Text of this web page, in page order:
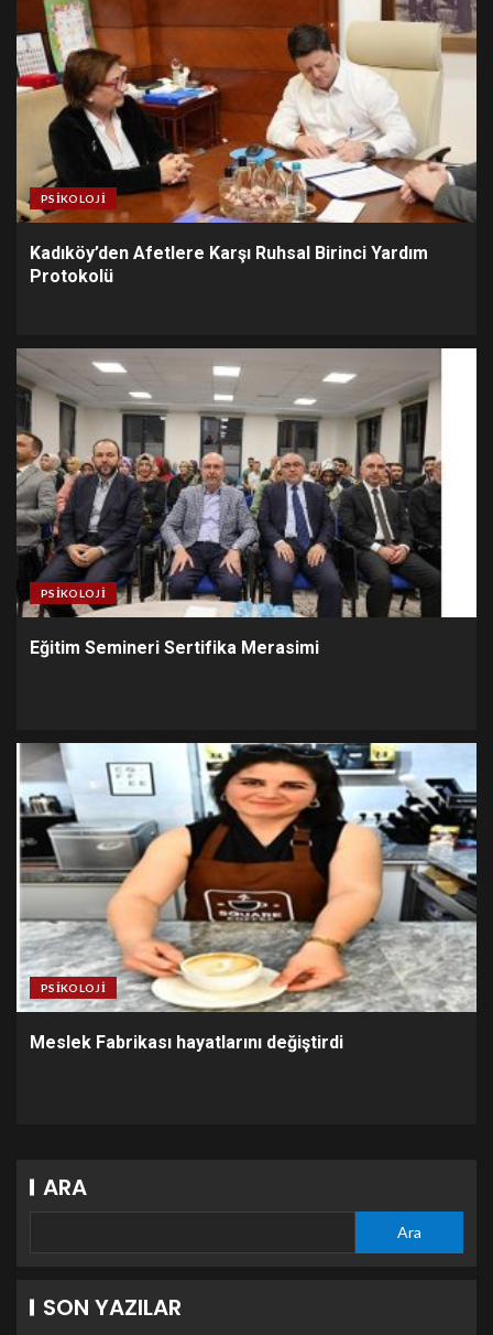
PSIKOLOJI
Kadıköy’den Afetlere Karşı Ruhsal Birinci Yardım
Protokolü
PSIKOLOJI
Eğitim Semineri Sertifika Merasimi
PSIKOLOJI
Meslek Fabrikası hayatlarını değiştirdi
ARA
Ara
SON YAZILAR